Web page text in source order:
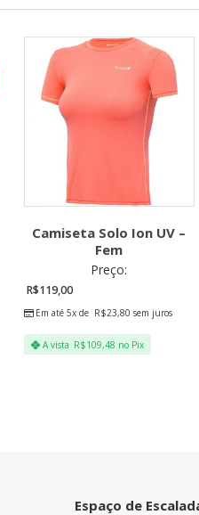
Camiseta Solo Ion UV –
Fem
Preço:
R$119,00
Em até 5x de R$23,80 sem juros
A vista R$109,48 no Pix
Espaço de